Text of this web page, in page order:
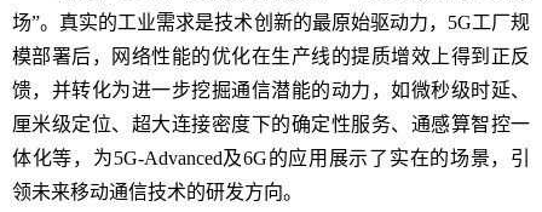
场”。真实的工业需求是技术创新的最原始驱动力，5G工厂规
模部署后，网络性能的优化在生产线的提质增效上得到正反
馈，并转化为进一步挖掘通信潜能的动力，如微秒级时延、
厘米级定位、超大连接密度下的确定性服务、通感算智控一
体化等，为5G-Advanced及6G的应用展示了实在的场景，引
领未来移动通信技术的研发方向。